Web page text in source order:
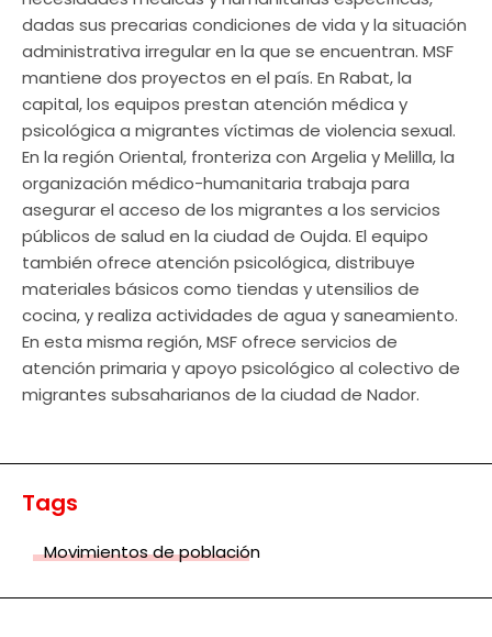
dadas sus precarias condiciones de vida y la situación
administrativa irregular en la que se encuentran. MSF
mantiene dos proyectos en el país. En Rabat, la
capital, los equipos prestan atención médica y
psicológica a migrantes víctimas de violencia sexual.
En la región Oriental, fronteriza con Argelia y Melilla, la
organización médico-humanitaria trabaja para
asegurar el acceso de los migrantes a los servicios
públicos de salud en la ciudad de Oujda. El equipo
también ofrece atención psicológica, distribuye
materiales básicos como tiendas y utensilios de
cocina, y realiza actividades de agua y saneamiento.
En esta misma región, MSF ofrece servicios de
atención primaria y apoyo psicológico al colectivo de
migrantes subsaharianos de la ciudad de Nador.
Tags
Movimientos de población